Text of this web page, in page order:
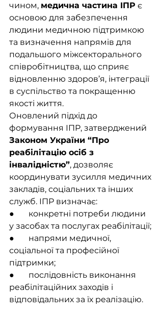
чином, медична частина ІПР є
основою для забезпечення
людини медичною підтримкою
та визначення напрямів для
подальшого міжсекторального
співробітництва, що сприяє
відновленню здоров’я, інтеграції
в суспільство та покращенню
якості життя.
Оновлений підхід до
формування ІПР, затверджений
Законом України “Про
реабілітацію осіб з
інвалідністю”, дозволяє
координувати зусилля медичних
закладів, соціальних та інших
служб. ІПР визначає:
●       конкретні потреби людини
у засобах та послугах реабілітації;
●       напрями медичної,
соціальної та професійної
підтримки;
●       послідовність виконання
реабілітаційних заходів і
відповідальних за їх реалізацію.